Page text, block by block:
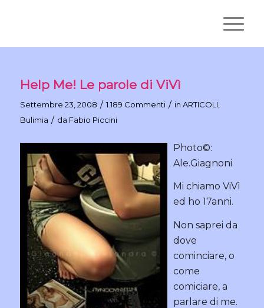
Help Me! Le parole di ViVì
Settembre 23, 2008 / 1.189 Commenti / in ARTICOLI
Bulimia / da Fabio Piccini
Photo©:
Ale.Giagnoni
Mi chiamo ViVì
ed ho 17anni.
Non saprei da
dove
cominciare, o
come
comiciare, a
parlare di me.